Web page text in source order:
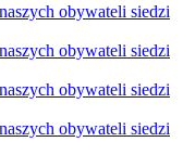
obywateli siedzi
obywateli siedzi
obywateli siedzi
obywateli siedzi